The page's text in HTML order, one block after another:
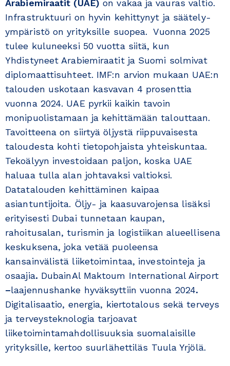
Arabiemiraatit (UAE) on vakaa ja vauras valtio.
Infrastruktuuri on hyvin kehittynyt ja säätely-
ympäristö on yrityksille suopea. Vuonna 2025
tulee kuluneeksi 50 vuotta siitä, kun
Yhdistyneet Arabiemiraatit ja Suomi solmivat
diplomaattisuhteet. IMF:n arvion mukaan UAE:n
talouden uskotaan kasvavan 4 prosenttia
vuonna 2024. UAE pyrkii kaikin tavoin
monipuolistamaan ja kehittämään talouttaan.
Tavoitteena on siirtyä öljystä riippuvaisesta
taloudesta kohti tietopohjaista yhteiskuntaa.
Tekoälyyn investoidaan paljon, koska UAE
haluaa tulla alan johtavaksi valtioksi.
Datatalouden kehittäminen kaipaa
asiantuntijoita. Öljy- ja kaasuvarojensa lisäksi
erityisesti Dubai tunnetaan kaupan,
rahoitusalan, turismin ja logistiikan alueellisena
keskuksena, joka vetää puoleensa
kansainvälistä liiketoimintaa, investointeja ja
osaajia. DubainAl Maktoum International Airport
–laajennushanke hyväksyttiin vuonna 2024.
Digitalisaatio, energia, kiertotalous sekä terveys
ja terveysteknologia tarjoavat
liiketoimintamahdollisuuksia suomalaisille
yrityksille, kertoo suurlähettiläs Tuula Yrjölä.